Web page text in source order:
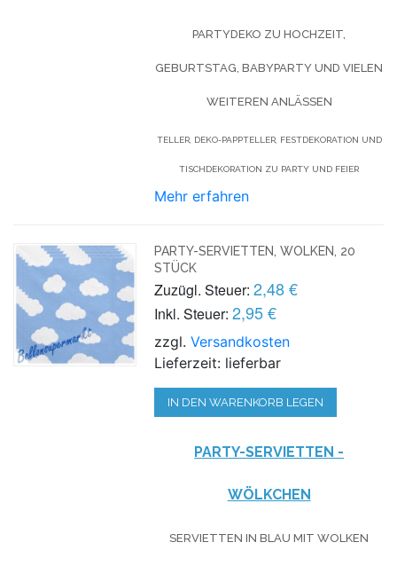
PARTYDEKO ZU HOCHZEIT,
GEBURTSTAG, BABYPARTY UND VIELEN
WEITEREN ANLÄSSEN
TELLER, DEKO-PAPPTELLER, FESTDEKORATION UND
TISCHDEKORATION ZU PARTY UND FEIER
Mehr erfahren
PARTY-SERVIETTEN, WOLKEN, 20
STÜCK
Zuzügl. Steuer: 2,48 €
Inkl. Steuer: 2,95 €
zzgl.Versandkosten
Lieferzeit: lieferbar
IN DEN WARENKORB LEGEN
PARTY-SERVIETTEN -
WÖLKCHEN
SERVIETTEN IN BLAU MIT WOLKEN